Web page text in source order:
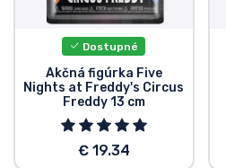
Dostupné
Akčná figúrka Five
Nights at Freddy's Circus
Freddy 13 cm
€ 19.34